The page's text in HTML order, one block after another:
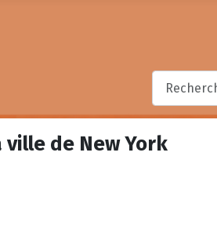
Rechercher
de New York